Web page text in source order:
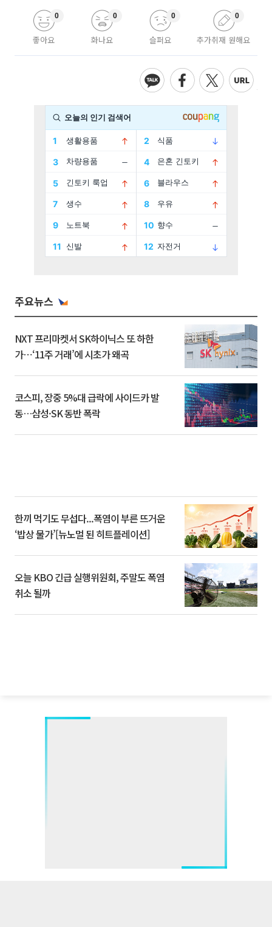
좋아요
0
화나요
0
슬퍼요
0
추가취재 원해요
0
주요뉴스
NXT 프리마켓서 SK하이닉스 또 하한
가⋯‘11주 거래’에 시초가 왜곡
코스피, 장중 5%대 급락에 사이드카 발
동…삼성·SK 동반 폭락
한끼 먹기도 무섭다...폭염이 부른 뜨거운
‘밥상 물가’[뉴노멀 된 히트플레이션]
오늘 KBO 긴급 실행위원회, 주말도 폭염
취소 될까